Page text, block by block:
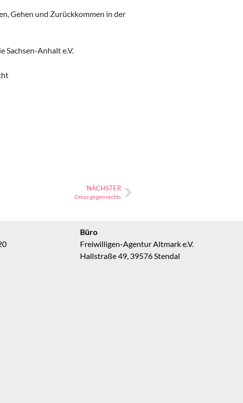
Gehen und Zurückkommen in der
Sachsen-Anhalt e.V.
NÄCHSTER
Omas gegen rechts
Büro
Freiwilligen-Agentur Altmark e.V.
Hallstraße 49, 39576 Stendal